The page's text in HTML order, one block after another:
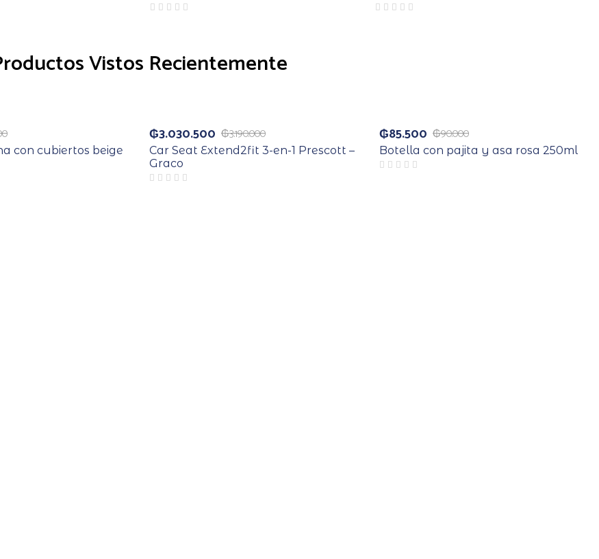
Vistos Recientemente
Agotado
con cubiertos beige
Agotado
₲3.190.000
₲3.030.500
Car Seat Extend2fit 3-en-1 Prescott –
Graco
₲90.000
₲85.500
Botella con pajita y asa rosa 250ml